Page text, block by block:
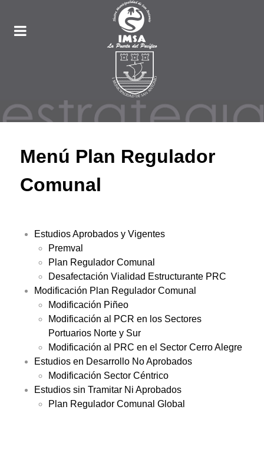
Menú Plan Regulador
Comunal
Estudios Aprobados y Vigentes
Premval
Plan Regulador Comunal
Desafectación Vialidad Estructurante PRC
Modificación Plan Regulador Comunal
Modificación Piñeo
Modificación al PCR en los Sectores
Portuarios Norte y Sur
Modificación al PRC en el Sector Cerro Alegre
Estudios en Desarrollo No Aprobados
Modificación Sector Céntrico
Estudios sin Tramitar Ni Aprobados
Plan Regulador Comunal Global